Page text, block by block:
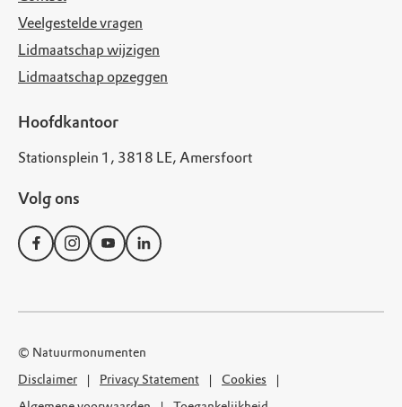
Veelgestelde vragen
Lidmaatschap wijzigen
Lidmaatschap opzeggen
Hoofdkantoor
Stationsplein 1, 3818 LE, Amersfoort
Volg ons
© Natuurmonumenten
Disclaimer
Privacy Statement
Cookies